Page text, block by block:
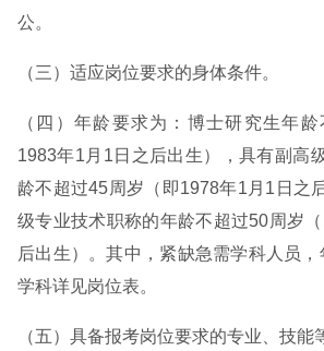
公。
（三）适应岗位要求的身体条件。
（四）年龄要求为：博士研究生年
1983年1月1日之后出生），具有副高
龄不超过45周岁（即1978年1月1日之
级专业技术职称的年龄不超过50周岁
后出生）。其中，紧缺急需学科人员
学科详见岗位表。
（五）具备报考岗位要求的专业、技能